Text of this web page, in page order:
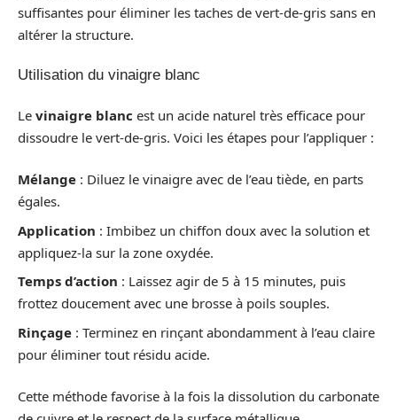
suffisantes pour éliminer les taches de vert-de-gris sans en
altérer la structure.
Utilisation du vinaigre blanc
Le vinaigre blanc est un acide naturel très efficace pour
dissoudre le vert-de-gris. Voici les étapes pour l’appliquer :
Mélange : Diluez le vinaigre avec de l’eau tiède, en parts
égales.
Application : Imbibez un chiffon doux avec la solution et
appliquez-la sur la zone oxydée.
Temps d’action : Laissez agir de 5 à 15 minutes, puis
frottez doucement avec une brosse à poils souples.
Rinçage : Terminez en rinçant abondamment à l’eau claire
pour éliminer tout résidu acide.
Cette méthode favorise à la fois la dissolution du carbonate